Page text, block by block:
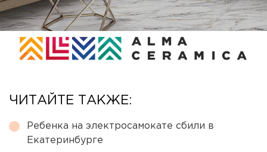
ЧИТАЙТЕ ТАКЖЕ:
Ребенка на электросамокате сбили в
Екатеринбурге